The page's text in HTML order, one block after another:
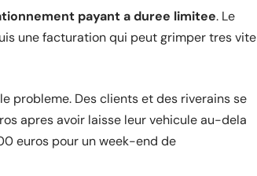
payant a duree limitee. Le
une facturation qui peut grimper tres vite
probleme. Des clients et des riverains se
apres avoir laisse leur vehicule au-dela
euros pour un week-end de